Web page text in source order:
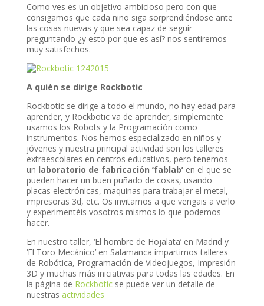
Como ves es un objetivo ambicioso pero con que
consigamos que cada niño siga sorprendiéndose ante
las cosas nuevas y que sea capaz de seguir
preguntando ¿y esto por que es así? nos sentiremos
muy satisfechos.
A quién se dirige Rockbotic
Rockbotic se dirige a todo el mundo, no hay edad para
aprender, y Rockbotic va de aprender, simplemente
usamos los Robots y la Programación como
instrumentos. Nos hemos especializado en niños y
jóvenes y nuestra principal actividad son los talleres
extraescolares en centros educativos, pero tenemos
un laboratorio de fabricación ‘fablab’en el que se
pueden hacer un buen puñado de cosas, usando
placas electrónicas, maquinas para trabajar el metal,
impresoras 3d, etc. Os invitamos a que vengais a verlo
y experimentéis vosotros mismos lo que podemos
hacer.
En nuestro taller, ‘El hombre de Hojalata’ en Madrid y
‘El Toro Mecánico’ en Salamanca impartimos talleres
de Robótica, Programación de Videojuegos, Impresión
3D y muchas más iniciativas para todas las edades. En
la página de Rockboticse puede ver un detalle de
nuestras actividades